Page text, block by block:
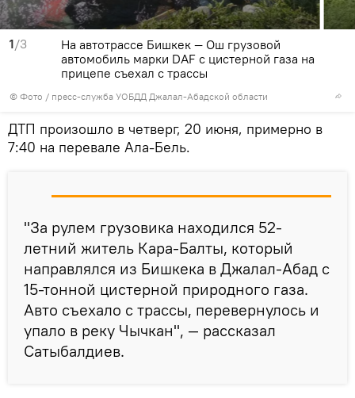
1/3
© Фото / пресс-служба УОБДД Джалал-Абадской области
На автотрассе Бишкек — Ош грузовой
автомобиль марки DAF с цистерной газа на
прицепе съехал с трассы
ДТП произошло в четверг, 20 июня, примерно в
7:40 на перевале Ала-Бель.
"За рулем грузовика находился 52-
летний житель Кара-Балты, который
направлялся из Бишкека в Джалал-Абад с
15-тонной цистерной природного газа.
Авто съехало с трассы, перевернулось и
упало в реку Чычкан", — рассказал
Сатыбалдиев.